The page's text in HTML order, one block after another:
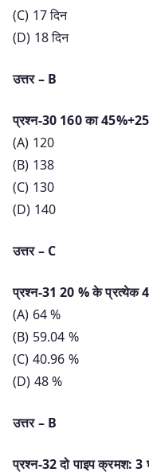
(C) 17 दिन
(D) 18 दिन
उत्तर – B
प्रश्न-30 160 का
(A) 120
(B) 138
(C) 130
(D) 140
उत्तर – C
प्रश्न-31 20 % के प्रत्येक 4
(A) 64 %
(B) 59.04 %
(C) 40.96 %
(D) 48 %
उत्तर – B
प्रश्न-32 दो पाइप क्रमश: